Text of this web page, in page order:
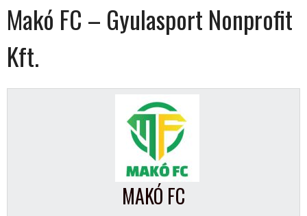
Makó FC – Gyulasport Nonprofit
Kft.
MAKÓ FC